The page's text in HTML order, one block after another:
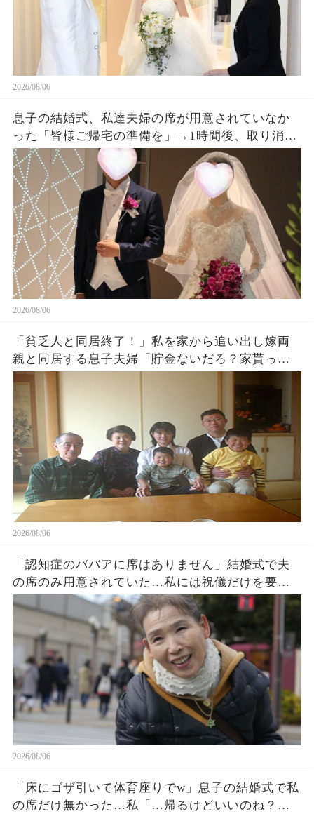
2026/08/06
息子の結婚式、私達夫婦の席が用意されていなか
った「皆様ご帰宅の準備を」→1時間後、取り消し
になった結婚式に息子夫婦は半狂乱になった
2026/08/06
「貧乏人と同居終了！」私を家から追い出し嫁両
親と同居する息子夫婦「貯金ないだろ？家貰った
ら用済みでーすw」1週間後、息子から100件鬼電
2026/08/06
「認知症のババアに席はありません」結婚式で夫
の席のみ用意されていた…私には祝儀だけを要求
する息子夫婦。私たち夫婦は無言で式場を去った
→直後、料金未納で結婚式は取り消された
2026/08/06
「床にゴザ引いて体育座りでw」息子の結婚式で私
の席だけ無かった…私「…帰るけどいいのね？」